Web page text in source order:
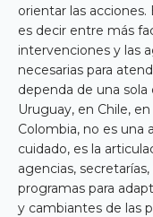
orientar las
es decir entre más
intervenciones y las
necesarias para
dependa de una
Uruguay, en Chile,
Colombia, no es una
cuidado, es la
agencias,
programas para
y cambiantes de las